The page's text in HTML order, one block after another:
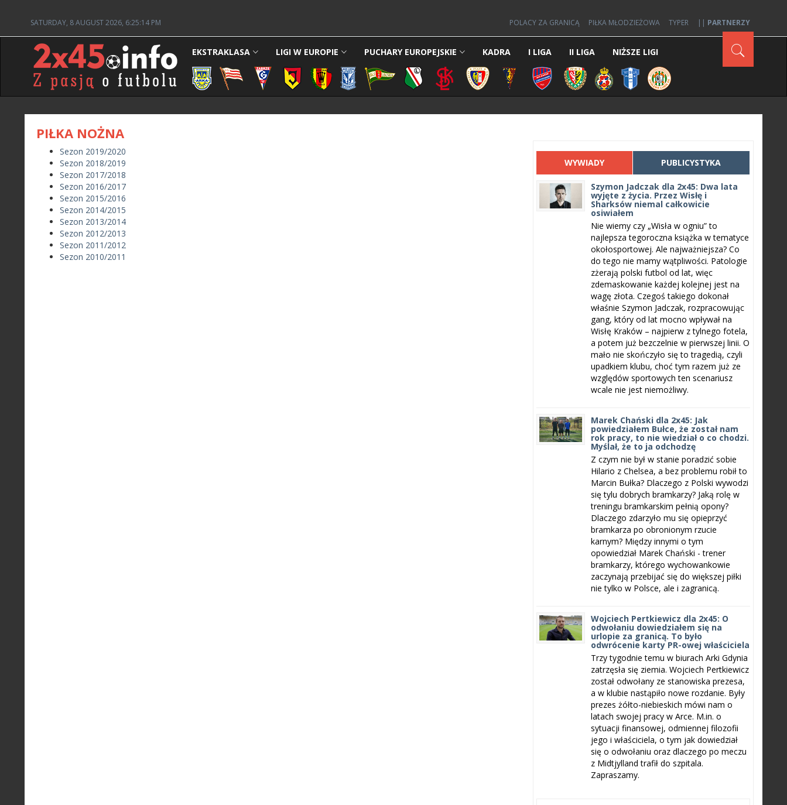
SATURDAY, 8 AUGUST 2026, 6:25:14 PM POLACY ZA GRANICĄ PIŁKA MŁODZIEŻOWA TYPER || PARTNERZY
EKSTRAKLASA LIGI W EUROPIE PUCHARY EUROPEJSKIE KADRA I LIGA II LIGA NIŻSZE LIGI
PIŁKA NOŻNA
Sezon 2019/2020
Sezon 2018/2019
Sezon 2017/2018
Sezon 2016/2017
Sezon 2015/2016
Sezon 2014/2015
Sezon 2013/2014
Sezon 2012/2013
Sezon 2011/2012
Sezon 2010/2011
WYWIADY PUBLICYSTYKA
Szymon Jadczak dla 2x45: Dwa lata
wyjęte z życia. Przez Wisłę i
Sharksów niemal całkowicie
osiwiałem
Nie wiemy czy „Wisła w ogniu” to
najlepsza tegoroczna książka w tematyce
okołosportowej. Ale najważniejsza? Co
do tego nie mamy wątpliwości. Patologie
zżerają polski futbol od lat, więc
zdemaskowanie każdej kolejnej jest na
wagę złota. Czegoś takiego dokonał
właśnie Szymon Jadczak, rozpracowując
gang, który od lat mocno wpływał na
Wisłę Kraków – najpierw z tylnego fotela,
a potem już bezczelnie w pierwszej linii. O
mało nie skończyło się to tragedią, czyli
upadkiem klubu, choć tym razem już ze
względów sportowych ten scenariusz
wcale nie jest niemożliwy.
Marek Chański dla 2x45: Jak
powiedziałem Bułce, że został nam
rok pracy, to nie wiedział o co chodzi.
Myślał, że to ja odchodzę
Z czym nie był w stanie poradzić sobie
Hilario z Chelsea, a bez problemu robił to
Marcin Bułka? Dlaczego z Polski wywodzi
się tylu dobrych bramkarzy? Jaką rolę w
treningu bramkarskim pełnią opony?
Dlaczego zdarzyło mu się opieprzyć
bramkarza po obronionym rzucie
karnym? Między innymi o tym
opowiedział Marek Chański - trener
bramkarzy, którego wychowankowie
zaczynają przebijać się do większej piłki
nie tylko w Polsce, ale i zagranicą.
Wojciech Pertkiewicz dla 2x45: O
odwołaniu dowiedziałem się na
urlopie za granicą. To było
odwrócenie karty PR-owej właściciela
Trzy tygodnie temu w biurach Arki Gdynia
zatrzęsła się ziemia. Wojciech Pertkiewicz
został odwołany ze stanowiska prezesa,
a w klubie nastąpiło nowe rozdanie. Były
prezes żółto-niebieskich mówi nam o
latach swojej pracy w Arce. M.in. o
sytuacji finansowej, odmiennej filozofii
jego i właściciela, o tym jak dowiedział
się o odwołaniu oraz dlaczego po meczu
z Midtjylland trafił do szpitala.
Zapraszamy.